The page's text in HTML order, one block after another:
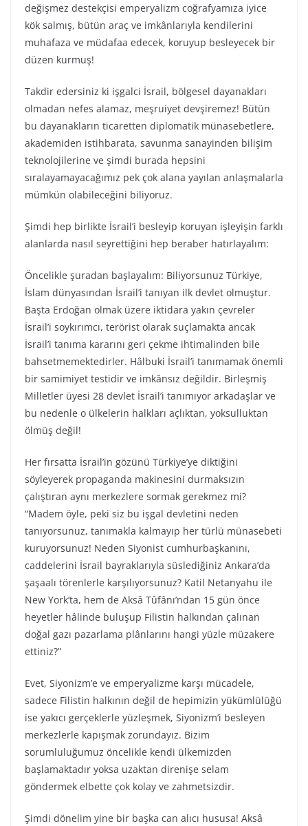
değişmez destekçisi emperyalizm coğrafyamıza iyice
kök salmış, bütün araç ve imkânlarıyla kendilerini
muhafaza ve müdafaa edecek, koruyup besleyecek bir
düzen kurmuş!
Takdir edersiniz ki işgalci İsrail, bölgesel dayanakları
olmadan nefes alamaz, meşruiyet devşiremez! Bütün
bu dayanakların ticaretten diplomatik münasebetlere,
akademiden istihbarata, savunma sanayinden bilişim
teknolojilerine ve şimdi burada hepsini
sıralayamayacağımız pek çok alana yayılan anlaşmalarla
mümkün olabileceğini biliyoruz.
Şimdi hep birlikte İsrail’i besleyip koruyan işleyişin farklı
alanlarda nasıl seyrettiğini hep beraber hatırlayalım:
Öncelikle şuradan başlayalım: Biliyorsunuz Türkiye,
İslam dünyasından İsrail’i tanıyan ilk devlet olmuştur.
Başta Erdoğan olmak üzere iktidara yakın çevreler
İsrail’i soykırımcı, terörist olarak suçlamakta ancak
İsrail’i tanıma kararını geri çekme ihtimalinden bile
bahsetmemektedirler. Hâlbuki İsrail’i tanımamak önemli
bir samimiyet testidir ve imkânsız değildir. Birleşmiş
Milletler üyesi 28 devlet İsrail’i tanımıyor arkadaşlar ve
bu nedenle o ülkelerin halkları açlıktan, yoksulluktan
ölmüş değil!
Her fırsatta İsrail’in gözünü Türkiye’ye diktiğini
söyleyerek propaganda makinesini durmaksızın
çalıştıran aynı merkezlere sormak gerekmez mi?
“Madem öyle, peki siz bu işgal devletini neden
tanıyorsunuz, tanımakla kalmayıp her türlü münasebeti
kuruyorsunuz! Neden Siyonist cumhurbaşkanını,
caddelerini İsrail bayraklarıyla süslediğiniz Ankara’da
şaşaalı törenlerle karşılıyorsunuz? Katil Netanyahu ile
New York’ta, hem de Aksâ Tûfânı’ndan 15 gün önce
heyetler hâlinde buluşup Filistin halkından çalınan
doğal gazı pazarlama plânlarını hangi yüzle müzakere
ettiniz?”
Evet, Siyonizm’e ve emperyalizme karşı mücadele,
sadece Filistin halkının değil de hepimizin yükümlülüğü
ise yakıcı gerçeklerle yüzleşmek, Siyonizm’i besleyen
merkezlerle kapışmak zorundayız. Bizim
sorumluluğumuz öncelikle kendi ülkemizden
başlamaktadır yoksa uzaktan direnişe selam
göndermek elbette çok kolay ve zahmetsizdir.
Şimdi dönelim yine bir başka can alıcı hususa! Aksâ